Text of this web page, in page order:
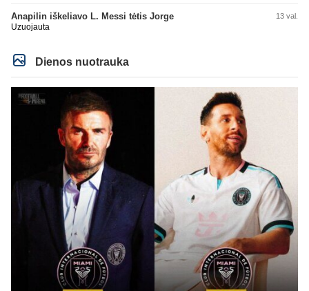
Super
Anapilin iškeliavo L. Messi tėtis Jorge 13 val.
Uzuojauta
Dienos nuotrauka